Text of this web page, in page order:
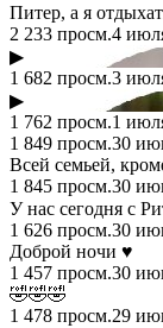
Питер, а я
2 233 просм.4
▶
1 682 просм.3
▶
1 762 просм.1
1 849 просм.30
Всей семьей,
1 845 просм.30
У нас сегодня с
1 626 просм.30
Доброй ночи ♥️
1 457 просм.30
🤣🤣🤣
1 478 просм.29